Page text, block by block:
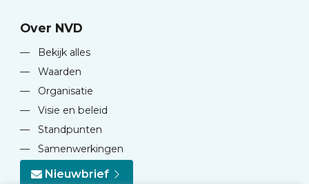
Over NVD
—
Bekijk alles
—
Waarden
—
Organisatie
—
Visie en beleid
—
Standpunten
—
Samenwerkingen
Nieuwbrief